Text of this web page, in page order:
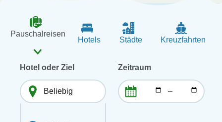
Pauschalreisen
Hotels Städte Kreuzfahrten
Hotel oder Ziel Zeitraum
–